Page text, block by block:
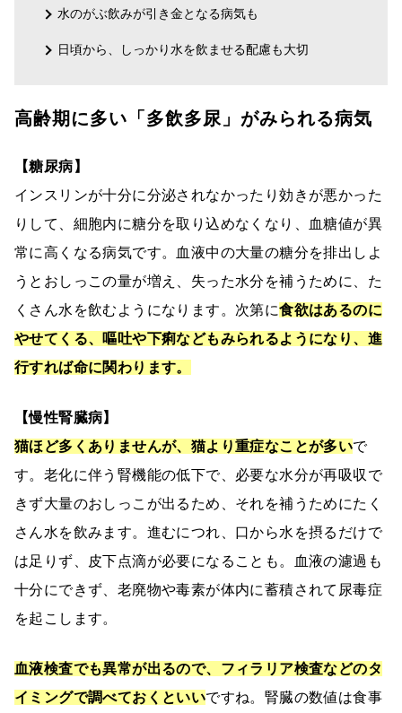
水のがぶ飲みが引き金となる病気も
日頃から、しっかり水を飲ませる配慮も大切
高齢期に多い「多飲多尿」がみられる病気
【糖尿病】
インスリンが十分に分泌されなかったり効きが悪かった
りして、細胞内に糖分を取り込めなくなり、血糖値が異
常に高くなる病気です。血液中の大量の糖分を排出しよ
うとおしっこの量が増え、失った水分を補うために、た
くさん水を飲むようになります。次第に食欲はあるのに
やせてくる、嘔吐や下痢などもみられるようになり、進
行すれば命に関わります。
【慢性腎臓病】
猫ほど多くありませんが、猫より重症なことが多いで
す。老化に伴う腎機能の低下で、必要な水分が再吸収で
きず大量のおしっこが出るため、それを補うためにたく
さん水を飲みます。進むにつれ、口から水を摂るだけで
は足りず、皮下点滴が必要になることも。血液の濾過も
十分にできず、老廃物や毒素が体内に蓄積されて尿毒症
を起こします。
血液検査でも異常が出るので、フィラリア検査などのタ
イミングで調べておくといいですね。腎臓の数値は食事